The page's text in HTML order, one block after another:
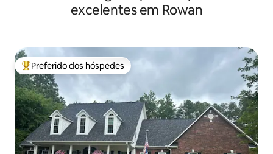
excelentes em Rowan
Entre os melhores preferidos dos hóspedes
Preferido dos hóspedes